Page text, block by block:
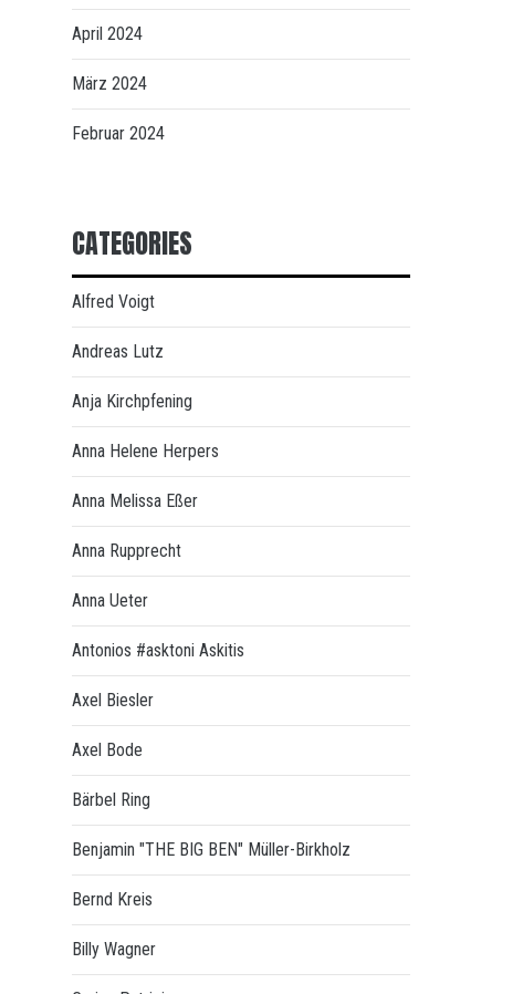
April 2024
März 2024
Februar 2024
CATEGORIES
Alfred Voigt
Andreas Lutz
Anja Kirchpfening
Anna Helene Herpers
Anna Melissa Eßer
Anna Rupprecht
Anna Ueter
Antonios #asktoni Askitis
Axel Biesler
Axel Bode
Bärbel Ring
Benjamin "THE BIG BEN" Müller-Birkholz
Bernd Kreis
Billy Wagner